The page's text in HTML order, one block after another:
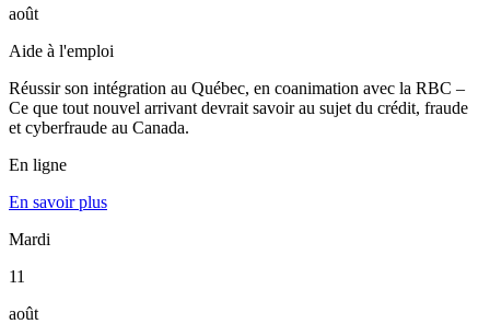
août
Aide à l'emploi
Réussir son intégration au Québec, en coanimation avec la RBC –
Ce que tout nouvel arrivant devrait savoir au sujet du crédit, fraude
et cyberfraude au Canada.
En ligne
En savoir plus
Mardi
11
août